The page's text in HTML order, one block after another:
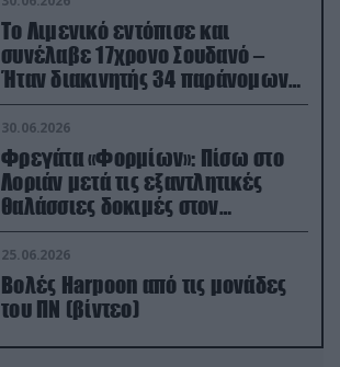
Το Λιμενικό εντόπισε και
συνέλαβε 17χρονο Σουδανό –
Ήταν διακινητής 34 παράνομων
μεταναστών
30.06.2026
Φρεγάτα «Φορμίων»: Πίσω στο
Λοριάν μετά τις εξαντλητικές
θαλάσσιες δοκιμές στον
απαιτητικό Βισκαϊκό
25.06.2026
Βολές Harpoon από τις μονάδες
του ΠΝ (βίντεο)